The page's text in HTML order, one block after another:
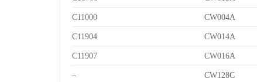
C11000 CW004A
C11904 CW014A
C11907 CW016A
– CW128C